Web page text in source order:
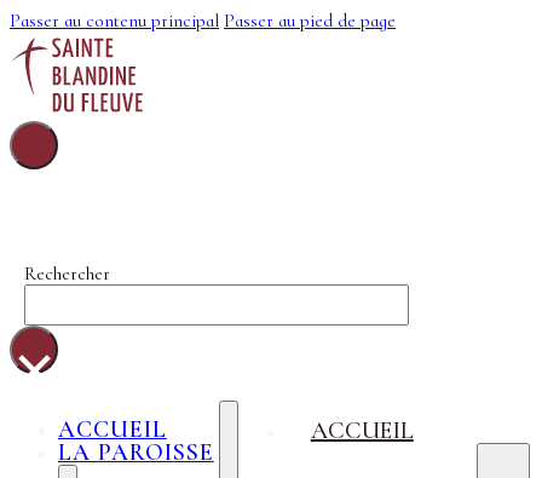
Passer au contenu principal Passer au pied de page
Rechercher
×
ACCUEIL
LA PAROISSE
ACCUEIL